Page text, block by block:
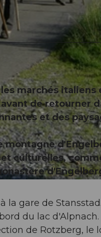
marchés italiens
de retourner
et des
montagne
culturelles,
la gare de
du lac d'Alpnach.
de Rotzberg, le